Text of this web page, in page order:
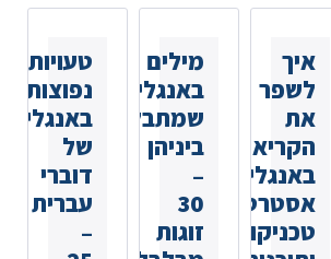
איך
לשפר
את
הקריאה
באנגלית:
אסטרטגיות,
טכניקות
מילים
באנגלית
שמתבלבלים
ביניהן
–
30
זוגות
טעויות
נפוצות
באנגלית
של
דוברי
עברית
–